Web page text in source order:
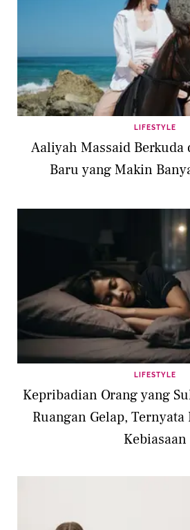
LIFESTYLE
Aaliyah Massaid Berkuda
Baru yang Makin
LIFESTYLE
Kepribadian Orang yang
Ruangan Gelap, Ternyata
Kebiasaan